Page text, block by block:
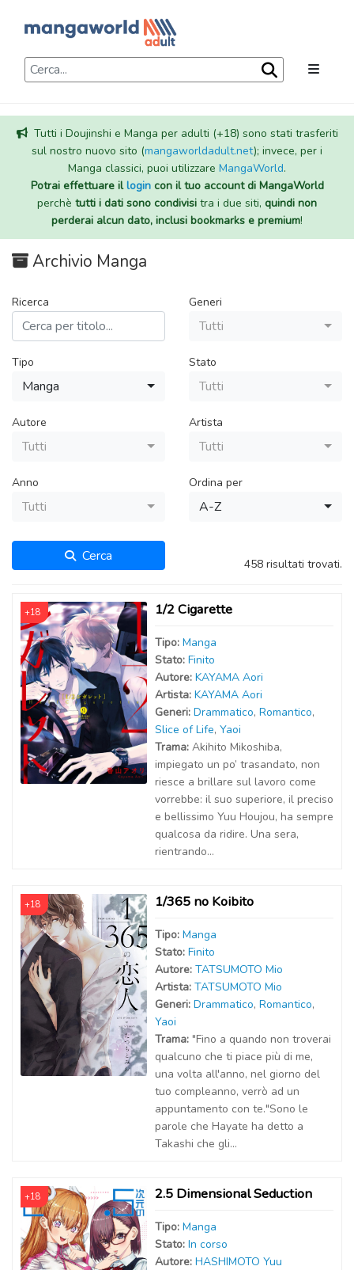
Tutti i Doujinshi e Manga per adulti (+18) sono stati trasferiti
sul nostro nuovo sito (mangaworldadult.net); invece, per i
Manga classici, puoi utilizzare MangaWorld.
Potrai effettuare illogincon il tuo account di MangaWorld
perchè tutti i dati sono condivisi tra i due siti, quindi non
perderai alcun dato, inclusi bookmarks e premium!
Archivio Manga
Ricerca Generi
Tutti
Tipo
Manga
Stato
Tutti
Autore
Tutti
Artista
Tutti
Anno
Tutti
Ordina per
A-Z
Cerca 458 risultati trovati.
+18 1/2 Cigarette
Tipo: Manga
Stato: Finito
Autore: KAYAMA Aori
Artista: KAYAMA Aori
Generi: Drammatico, Romantico,
Slice of Life, Yaoi
Trama: Akihito Mikoshiba,
impiegato un po’ trasandato, non
riesce a brillare sul lavoro come
vorrebbe: il suo superiore, il preciso
e bellissimo Yuu Houjou, ha sempre
qualcosa da ridire. Una sera,
rientrando...
+18 1/365 no Koibito
Tipo: Manga
Stato: Finito
Autore: TATSUMOTO Mio
Artista: TATSUMOTO Mio
Generi: Drammatico, Romantico,
Yaoi
Trama: "Fino a quando non troverai
qualcuno che ti piace più di me,
una volta all'anno, nel giorno del
tuo compleanno, verrò ad un
appuntamento con te."Sono le
parole che Hayate ha detto a
Takashi che gli...
+18 2.5 Dimensional Seduction
Tipo: Manga
Stato: In corso
Autore: HASHIMOTO Yuu